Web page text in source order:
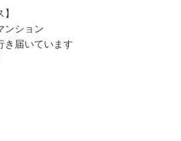
ンション
き届いています